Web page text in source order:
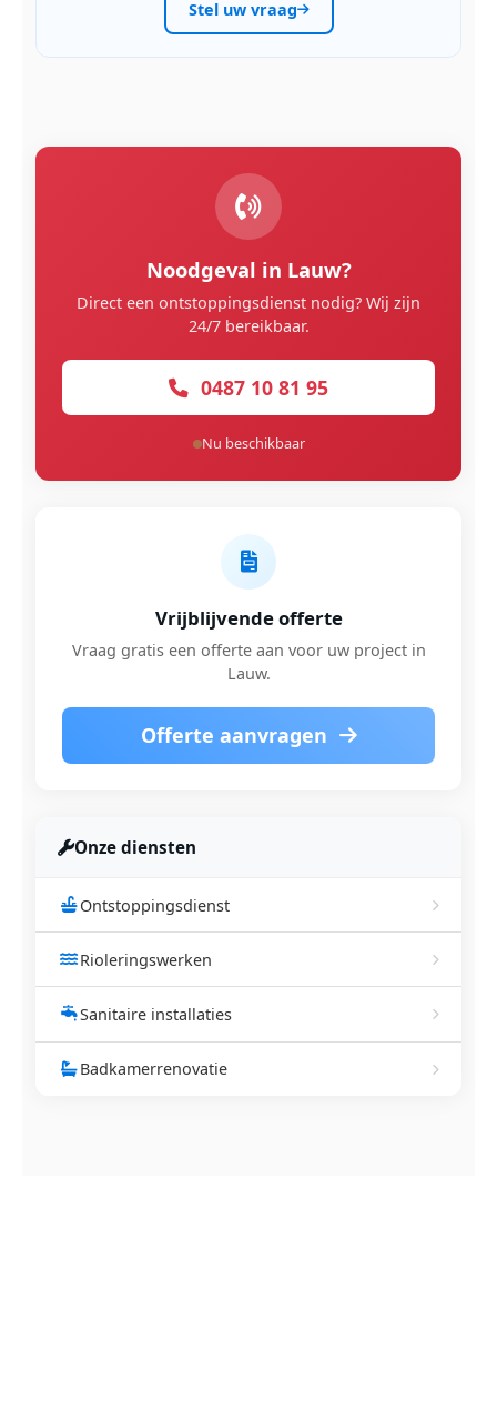
Stel uw vraag
Noodgeval in Lauw?
Direct een ontstoppingsdienst nodig? Wij zijn
24/7 bereikbaar.
0487 10 81 95
Nu beschikbaar
Vrijblijvende offerte
Vraag gratis een offerte aan voor uw project in
Lauw.
Offerte aanvragen
Onze diensten
Ontstoppingsdienst
Rioleringswerken
Sanitaire installaties
Badkamerrenovatie